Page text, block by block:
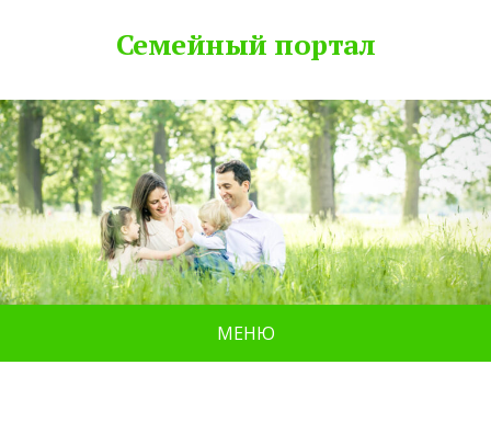
Семейный портал
МЕНЮ